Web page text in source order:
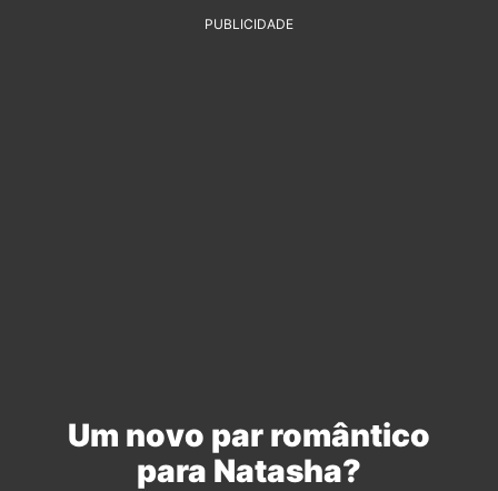
PUBLICIDADE
Um novo par romântico
para Natasha?